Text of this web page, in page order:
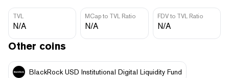
TVL
N/A
MCap to TVL Ratio
N/A
FDV to TVL Ratio
N/A
Other coins
BlackRock USD Institutional Digital Liquidity Fund